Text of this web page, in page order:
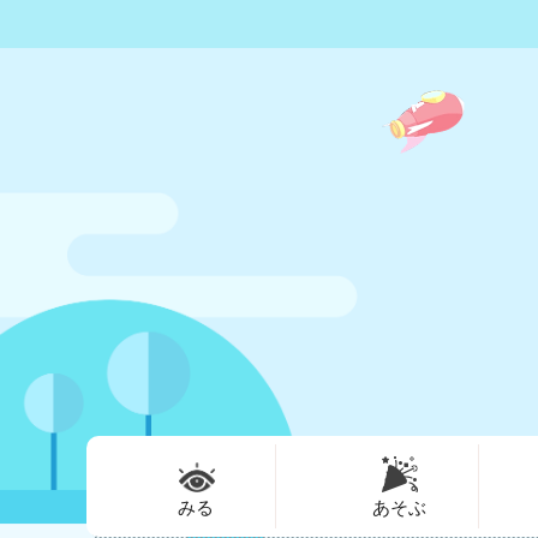
みる あそぶ